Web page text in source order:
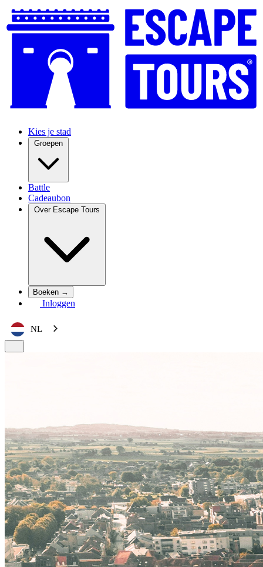
Kies je stad
Groepen
Battle
Cadeaubon
Over Escape Tours
Boeken →
Inloggen
NL